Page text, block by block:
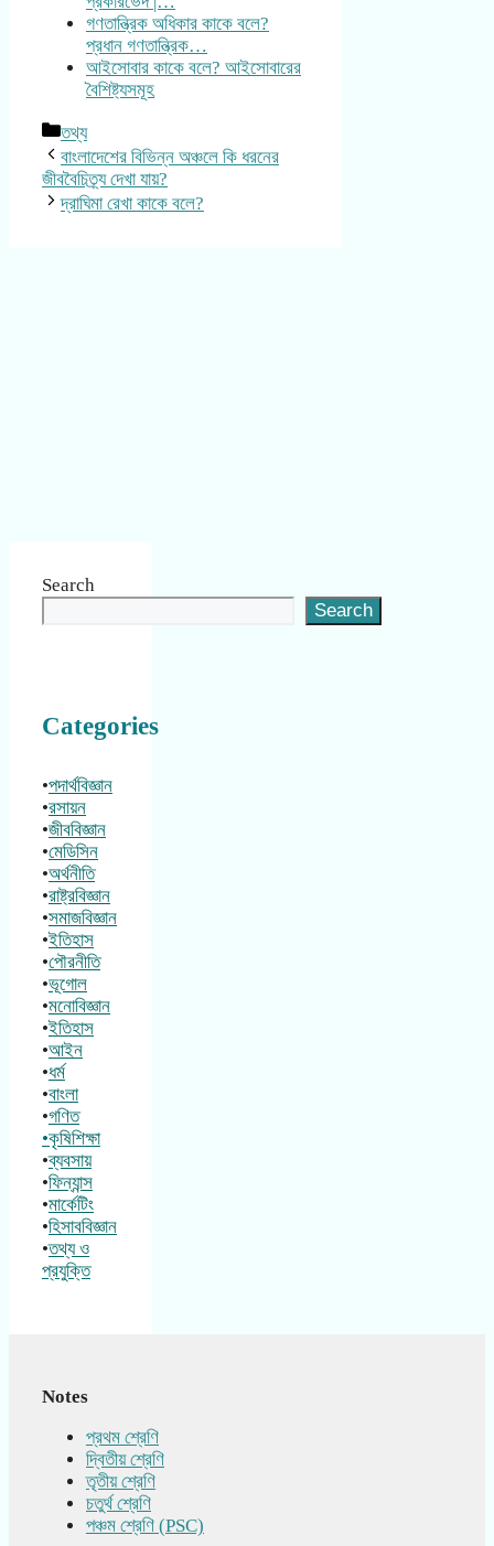
গণতান্ত্রিক অধিকার কাকে বলে?
প্রধান গণতান্ত্রিক…
আইসোবার কাকে বলে? আইসোবারের
বৈশিষ্ট্যসমূহ
Categories
তথ্য
বাংলাদেশের বিভিন্ন অঞ্চলে কি ধরনের
জীববৈচিত্র্য দেখা যায়?
দ্রাঘিমা রেখা কাকে বলে?
Search
Search
Categories
•পদার্থবিজ্ঞান
•রসায়ন
•জীববিজ্ঞান
•মেডিসিন
•অর্থনীতি
•রাষ্ট্রবিজ্ঞান
•সমাজবিজ্ঞান
•ইতিহাস
•পৌরনীতি
•ভূগোল
•মনোবিজ্ঞান
•ইতিহাস
•আইন
•ধর্ম
•বাংলা
•গণিত
•কৃষিশিক্ষা
•ব্যবসায়
•ফিন্যান্স
•মার্কেটিং
•হিসাববিজ্ঞান
•তথ্য ও
প্রযুক্তি
Notes
প্রথম শ্রেণি
দ্বিতীয় শ্রেণি
তৃতীয় শ্রেণি
চতুর্থ শ্রেণি
পঞ্চম শ্রেণি (PSC)